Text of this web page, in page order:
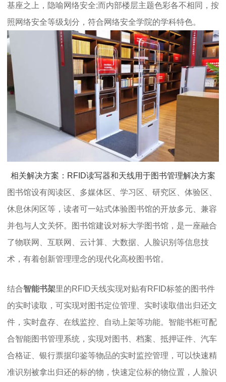
基座之上，隐喻网络安全;而内部楼层主题色彩各不相同，按
照网络安全等级划分，符合网络安全学院的学科特色。
相关解决方案：RFID读写器和天线用于图书管理解决方案
图书馆设有阅读区、多媒体区、学习区、研究区、体验区、
休息休闲区等，读者可一站式体验图书馆的开放多元、兼容
并包与人文关怀。图书馆建设对标大学图书馆，是一座融合
了物联网、互联网、云计算、大数据、人脸识别等信息技
术，有着创新管理理念的现代化高校图书馆。
结合智能书架里的RFID天线实现对贴有RFID标签的图书件
的实时读取，可实现对图书定位管理、实时读取借出归还文
件，实时盘存、在线监控、自动上架等功能。智能书柜可配
合智能图书管理系统，实现对图书、档案、抵押证件、汽车
合格证、银行票据印鉴等物品的实时监控管理，可以快速精
准识别被拿出归还的标的物，快速定位标的物位置，人脸识